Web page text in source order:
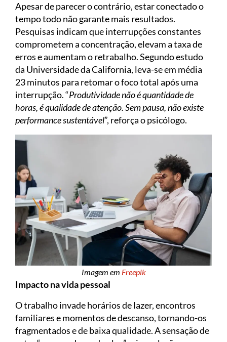
Apesar de parecer o contrário, estar conectado o
tempo todo não garante mais resultados.
Pesquisas indicam que interrupções constantes
comprometem a concentração, elevam a taxa de
erros e aumentam o retrabalho. Segundo estudo
da Universidade da California, leva-se em média
23 minutos para retomar o foco total após uma
interrupção. “Produtividade não é quantidade de
horas, é qualidade de atenção. Sem pausa, não existe
performance sustentável”, reforça o psicólogo.
Imagem em Freepik
Impacto na vida pessoal
O trabalho invade horários de lazer, encontros
familiares e momentos de descanso, tornando-os
fragmentados e de baixa qualidade. A sensação de